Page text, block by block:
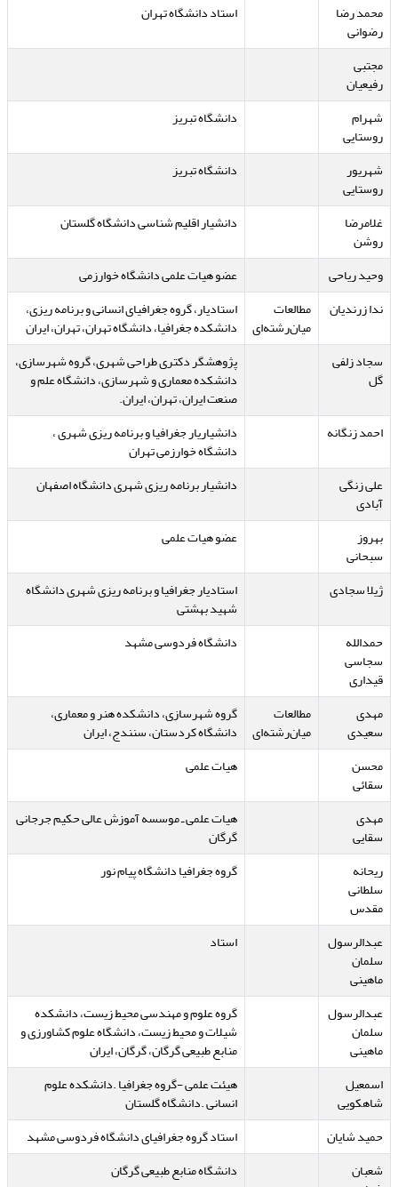
محمد رضا
رضوانی
استاد دانشگاه تهران
مجتبی
رفیعیان
شهرام
روستایی
دانشگاه تبریز
شهریور
روستایی
دانشگاه تبریز
غلامرضا
روشن
دانشیار اقلیم شناسی دانشگاه گلستان
وحید ریاحی
عضو هیات علمی دانشگاه خوارزمی
ندا زرندیان
مطالعات
میان‌رشته‌ای
استادیار، گروه جغرافیای انسانی و برنامه ریزی،
دانشکده جغرافیا، دانشگاه تهران، تهران، ایران
سجاد زلفی
گل
پژوهشگر دکتری طراحی شهری، گروه شهرسازی،
دانشکده معماری و شهرسازی، دانشگاه علم و
صنعت ایران، تهران، ایران.
احمد زنگانه
دانشیاریار جغرافیا و برنامه ریزی شهری ،
دانشگاه خوارزمی تهران
علی زنگی
آبادی
دانشیار برنامه ریزی شهری دانشگاه اصفهان
بهروز
سبحانی
عضو هیات علمی
ژیلا سجادی استادیار جغرافیا و برنامه ریزی شهری دانشگاه
شهید بهشتی
حمدالله
سجاسی
قیداری
دانشگاه فردوسی مشهد
مهدی
سعیدی
مطالعات
میان‌رشته‌ای
گروه شهرسازی، دانشکده هنر و معماری،
دانشگاه کردستان، سنندج، ایران
محسن
سقائی
هیات علمی
مهدی
سقایی
هیات علمی ـ موسسه آموزش عالی حکیم جرجانی
گرگان
ریحانه
سلطانی
مقدس
گروه جغرافیا دانشگاه پیام نور
عبدالرسول
سلمان
ماهینی
استاد
عبدالرسول
سلمان
ماهینی
گروه علوم و مهندسی محیط زیست، دانشکده
شیلات و محیط زیست، دانشگاه علوم کشاورزی و
منابع طبیعی گرگان، گرگان، ایران
اسمعیل
شاهکویی
هیئت علمی -گروه جغرافیا .دانشکده علوم
انسانی .دانشگاه گلستان
حمید شایان
استاد گروه جغرافیای دانشگاه فردوسی مشهد
شعبان
دانشگاه منابع طبیعی گرگان